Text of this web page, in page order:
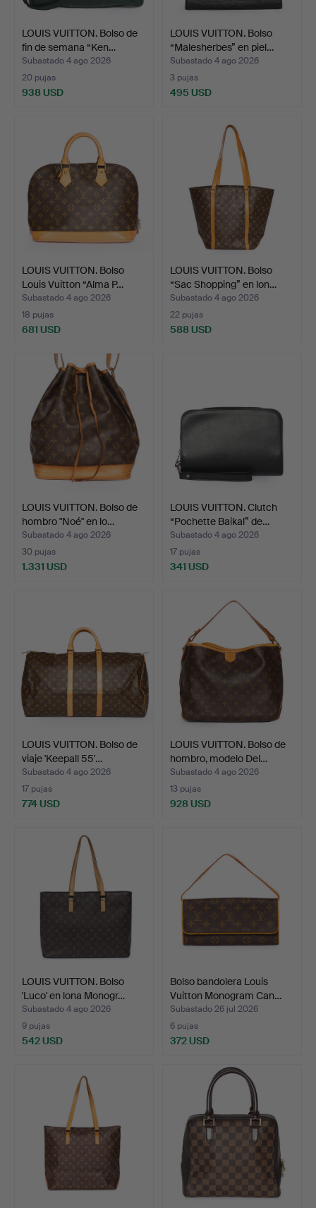
LOUIS VUITTON. Bolso de
fin de semana “Ken…
Subastado 4 ago 2026
20 pujas
938 USD
LOUIS VUITTON. Bolso
“Malesherbes” en piel…
Subastado 4 ago 2026
3 pujas
495 USD
LOUIS VUITTON. Bolso
Louis Vuitton “Alma P…
Subastado 4 ago 2026
18 pujas
681 USD
LOUIS VUITTON. Bolso
“Sac Shopping” en lon…
Subastado 4 ago 2026
22 pujas
588 USD
LOUIS VUITTON. Bolso de
hombro "Noé" en lo…
Subastado 4 ago 2026
30 pujas
1.331 USD
LOUIS VUITTON. Clutch
“Pochette Baikal” de…
Subastado 4 ago 2026
17 pujas
341 USD
LOUIS VUITTON. Bolso de
viaje 'Keepall 55'…
Subastado 4 ago 2026
17 pujas
774 USD
LOUIS VUITTON. Bolso de
hombro, modelo Del…
Subastado 4 ago 2026
13 pujas
928 USD
LOUIS VUITTON. Bolso
'Luco' en lona Monogr…
Subastado 4 ago 2026
9 pujas
542 USD
Bolso bandolera Louis
Vuitton Monogram Can…
Subastado 26 jul 2026
6 pujas
372 USD